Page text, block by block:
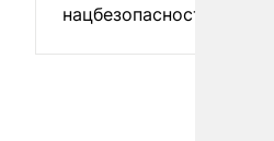
нацбезопасности